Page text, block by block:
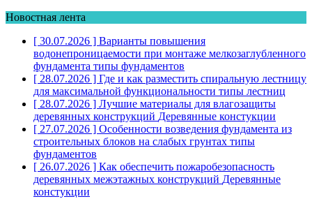
Новостная лента
[ 30.07.2026 ] Варианты повышения
водонепроницаемости при монтаже мелкозаглубленного
фундамента типы фундаментов
[ 28.07.2026 ] Где и как разместить спиральную лестницу
для максимальной функциональности типы лестниц
[ 28.07.2026 ] Лучшие материалы для влагозащиты
деревянных конструкций Деревянные констукции
[ 27.07.2026 ] Особенности возведения фундамента из
строительных блоков на слабых грунтах типы
фундаментов
[ 26.07.2026 ] Как обеспечить пожаробезопасность
деревянных межэтажных конструкций Деревянные
констукции